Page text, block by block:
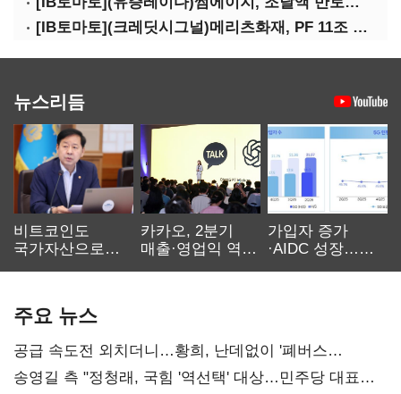
[IB토마토](크레딧시그널)메리츠화재, PF 11조 노출…부동산 사업성 저하 우려
뉴스리듬
비트코인도
국가자산으로…'
카카오, 2분기
매출·영업익 역대
가입자 증가
·AIDC 성장…
주요 뉴스
공급 속도전 외치더니…황희, 난데없이 '폐버스
리모델링' 제안
송영길 측 "정청래, 국힘 '역선택' 대상…민주당 대표로